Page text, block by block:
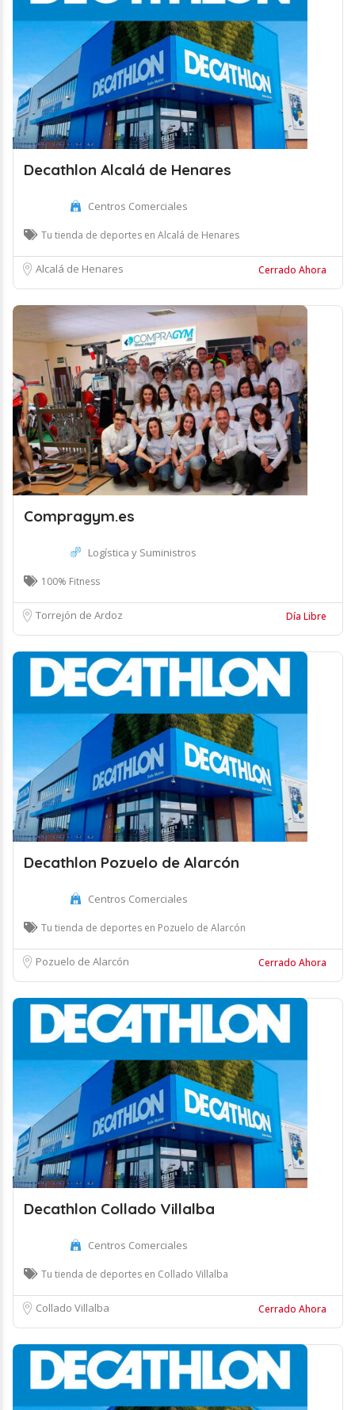
Decathlon Alcalá de Henares
Centros Comerciales
Tu tienda de deportes en Alcalá de Henares
Alcalá de Henares Cerrado Ahora
Compragym.es
Logística y Suministros
100% Fitness
Torrejón de Ardoz Día Libre
Decathlon Pozuelo de Alarcón
Centros Comerciales
Tu tienda de deportes en Pozuelo de Alarcón
Pozuelo de Alarcón Cerrado Ahora
Decathlon Collado Villalba
Centros Comerciales
Tu tienda de deportes en Collado Villalba
Collado Villalba Cerrado Ahora